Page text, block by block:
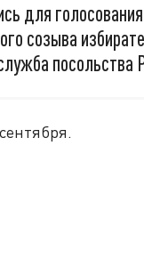
для
созыва